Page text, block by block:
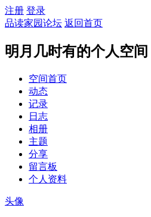
注册 登录
品读家园论坛 返回首页
明月几时有的个人空间
空间首页
动态
记录
日志
相册
主题
分享
留言板
个人资料
头像